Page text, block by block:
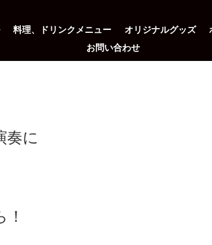
料理、ドリンクメニュー オリジナルグッズ
お問い合わせ
奏に